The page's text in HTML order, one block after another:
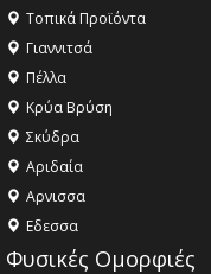
Τοπικά Προϊόντα
Γιαννιτσά
Πέλλα
Κρύα Βρύση
Σκύδρα
Αριδαία
Aρνισσα
Eδεσσα
Φυσικές Ομορφιές